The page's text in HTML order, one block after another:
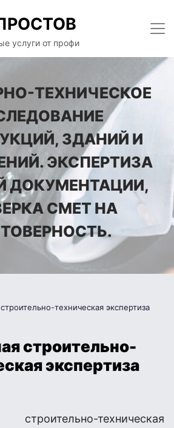
услуги от профи
ТЕХНИЧЕСКОЕ
ЗДАНИЙ И
ЭКСПЕРТИЗА
ДОКУМЕНТАЦИИ,
СМЕТ НА
техническая экспертиза
строительно-
экспертиза
техническая